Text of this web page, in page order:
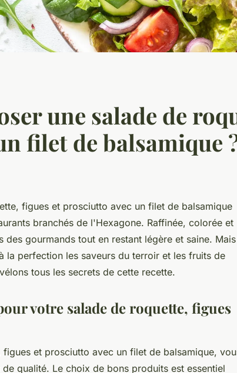
une salade de
filet de balsamique
figues et prosciutto avec un filet de balsamique
branchés de l'Hexagone. Raffinée, colorée et
gourmands tout en restant légère et saine. Mais
la perfection les saveurs du terroir et les fruits de
tous les secrets de cette recette.
votre salade de roquette, figues
et prosciutto avec un filet de balsamique,
de qualité. Le choix de bons produits est essentiel